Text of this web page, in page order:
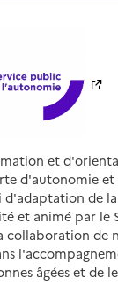
et
d'autonomie et
de
et animé par le
collaboration de
âgées et de